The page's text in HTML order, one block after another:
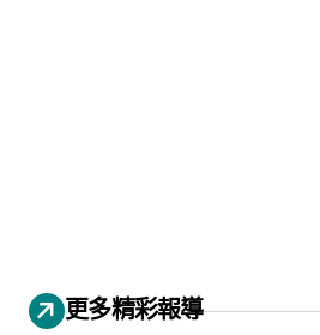
更多精彩報導